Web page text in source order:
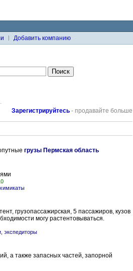
Добавить компанию
Зарегистрируйтесь - продавайте больше
грузы Пермская область
грузопассажирская, 5 пассажиров, кузов
могу растентовываться.
экспедиторы
а также запасных частей, запорной